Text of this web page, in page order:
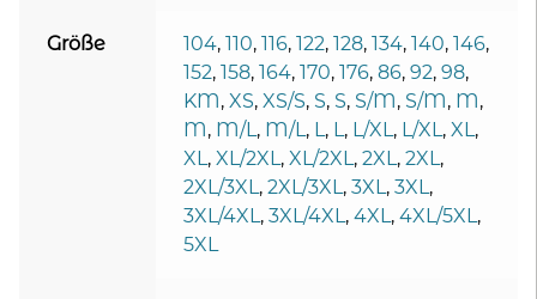
Größe 104, 110, 116, 122, 128, 134, 140, 146,
152, 158, 164, 170, 176, 86, 92, 98,
KM, XS, XS/S, S, S, S/M, S/M, M,
M, M/L, M/L, L, L, L/XL, L/XL, XL,
XL, XL/2XL, XL/2XL, 2XL, 2XL,
2XL/3XL, 2XL/3XL, 3XL, 3XL,
3XL/4XL, 3XL/4XL, 4XL, 4XL/5XL,
5XL